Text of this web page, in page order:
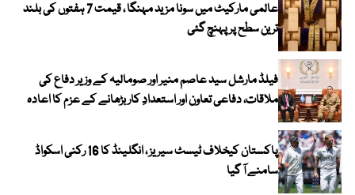
عالمی مارکیٹ میں سونا مزید مہنگا ، قیمت 7 ہفتوں کی بلند
ترین سطح پر پہنچ گئی
فیلڈ مارشل سید عاصم منیر اور صومالیہ کے وزیر دفاع کی
ملاقات، دفاعی تعاون اور استعدادِ کار بڑھانے کے عزم کا اعادہ
پاکستان کیخلاف ٹیسٹ سیریز ، انگلینڈ کا 16 رکنی اسکواڈ
سامنے آ گیا